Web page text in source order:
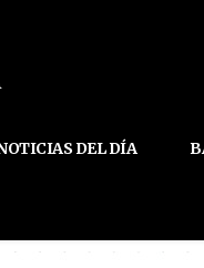
DEL DÍA